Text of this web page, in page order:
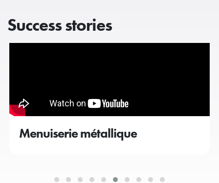
Success stories
Menuiserie métallique